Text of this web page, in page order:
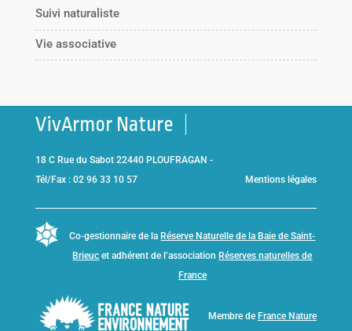
Suivi naturaliste
Vie associative
VivArmor Nature
18 C Rue du Sabot 22440 PLOUFRAGAN -
Tél/Fax : 02 96 33 10 57
Mentions légales
Co-gestionnaire de laRéserve Naturelle de la Baie de Saint-
Brieuc et adhérent de l’associationRéserves naturelles de
France
Membre de France Nature